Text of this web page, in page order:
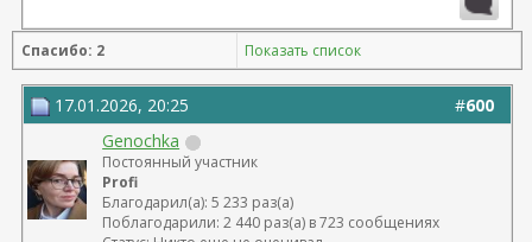
Спасибо: 2 Показать список
#600
17.01.2026, 20:25
Genochka
Постоянный участник
Profi
Благодарил(а): 5 233 раз(а)
Поблагодарили: 2 440 раз(а) в 723 сообщениях